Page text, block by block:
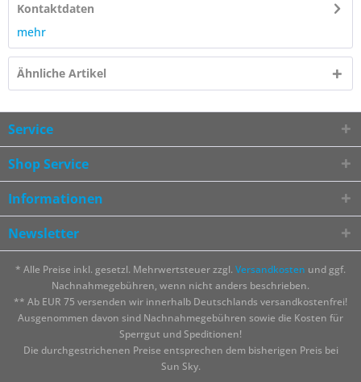
Kontaktdaten
mehr
Ähnliche Artikel
Service
Shop Service
Informationen
Newsletter
* Alle Preise inkl. gesetzl. Mehrwertsteuer zzgl. Versandkosten und ggf.
Nachnahmegebühren, wenn nicht anders beschrieben.
** Ab EUR 75 versenden wir innerhalb Deutschlands versandkostenfrei!
Ausgenommen davon sind Nachnahmegebühren sowie die Kosten für
Sperrgut und Speditionen!
Die durchgestrichenen Preise entsprechen dem bisherigen Preis bei
Sun Sky.